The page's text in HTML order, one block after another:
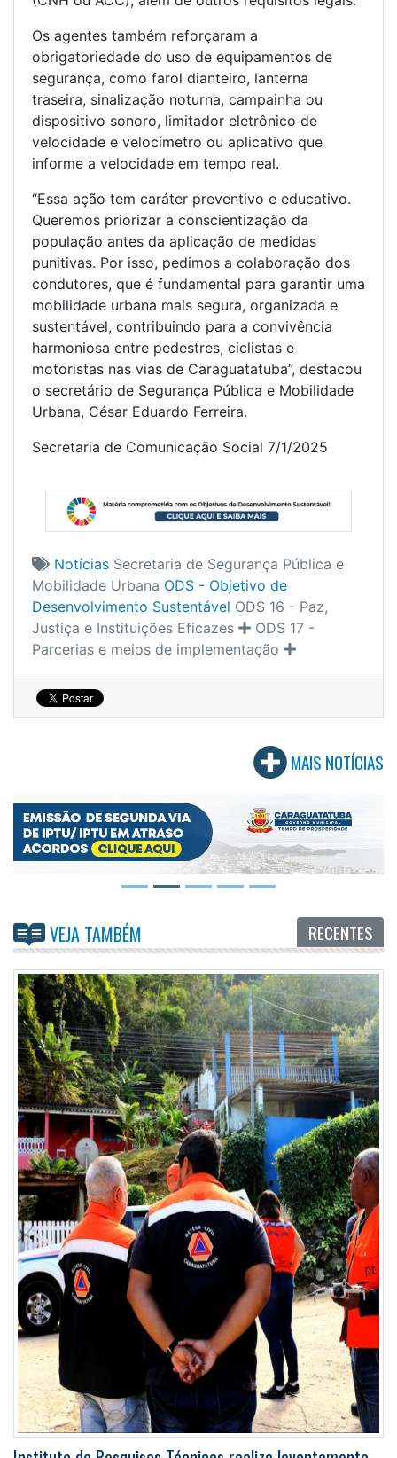
Os agentes também reforçaram a
obrigatoriedade do uso de equipamentos de
segurança, como farol dianteiro, lanterna
traseira, sinalização noturna, campainha ou
dispositivo sonoro, limitador eletrônico de
velocidade e velocímetro ou aplicativo que
informe a velocidade em tempo real.
“Essa ação tem caráter preventivo e educativo.
Queremos priorizar a conscientização da
população antes da aplicação de medidas
punitivas. Por isso, pedimos a colaboração dos
condutores, que é fundamental para garantir uma
mobilidade urbana mais segura, organizada e
sustentável, contribuindo para a convivência
harmoniosa entre pedestres, ciclistas e
motoristas nas vias de Caraguatatuba”, destacou
o secretário de Segurança Pública e Mobilidade
Urbana, César Eduardo Ferreira.
Secretaria de Comunicação Social 7/1/2025
Notícias Secretaria de Segurança Pública e
Mobilidade Urbana ODS - Objetivo de
Desenvolvimento Sustentável ODS 16 - Paz,
Justiça e Instituições Eficazes
ODS 17 -
Parcerias e meios de implementação
MAIS NOTÍCIAS
VEJA TAMBÉM RECENTES